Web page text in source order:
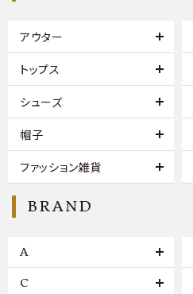
アウター
トップス
シューズ
帽子
ファッション雑貨
BRAND
A
C